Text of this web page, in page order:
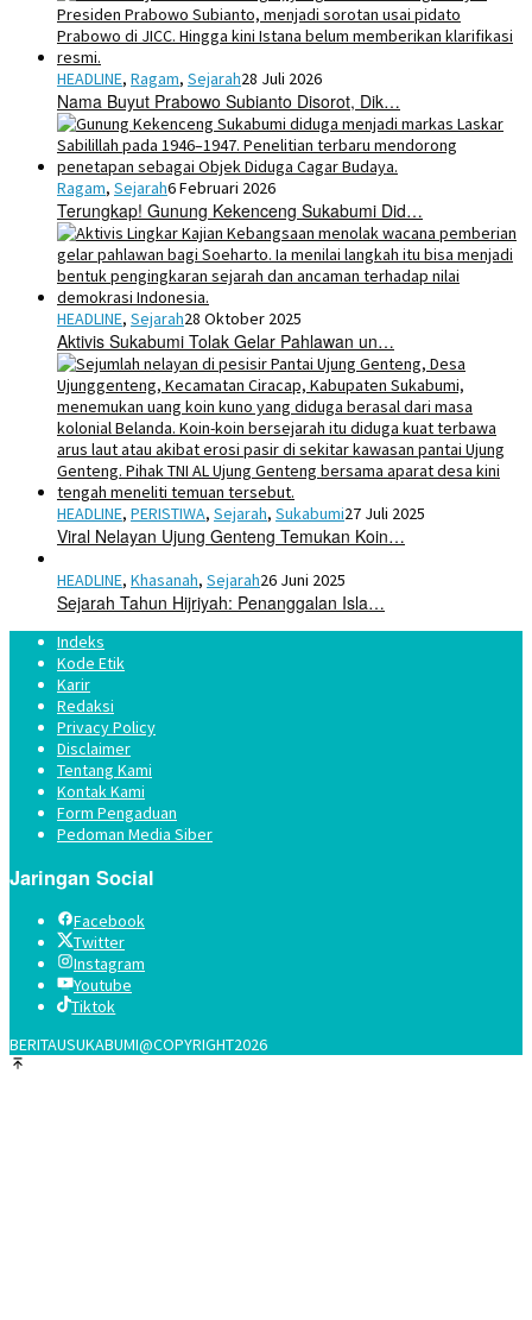
HEADLINE, Ragam, Sejarah28 Juli 2026
Nama Buyut Prabowo Subianto Disorot, Dik…
Ragam, Sejarah6 Februari 2026
Terungkap! Gunung Kekenceng Sukabumi Did…
HEADLINE, Sejarah28 Oktober 2025
Aktivis Sukabumi Tolak Gelar Pahlawan un…
HEADLINE, PERISTIWA, Sejarah, Sukabumi27 Juli 2025
Viral Nelayan Ujung Genteng Temukan Koin…
HEADLINE, Khasanah, Sejarah26 Juni 2025
Sejarah Tahun Hijriyah: Penanggalan Isla…
Indeks
Kode Etik
Karir
Redaksi
Privacy Policy
Disclaimer
Tentang Kami
Kontak Kami
Form Pengaduan
Pedoman Media Siber
Jaringan Social
Facebook
Twitter
Instagram
Youtube
Tiktok
BERITAUSUKABUMI@COPYRIGHT2026